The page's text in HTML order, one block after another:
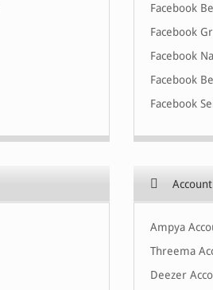
Facebook
Facebook
Facebook
Facebook
Facebook
Ampya
Threema
Deezer